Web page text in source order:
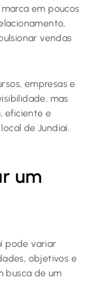
em poucos
vendas
empresas e
mas
eficiente e
de Jundiaí.
um
pode variar
objetivos e
busca de um